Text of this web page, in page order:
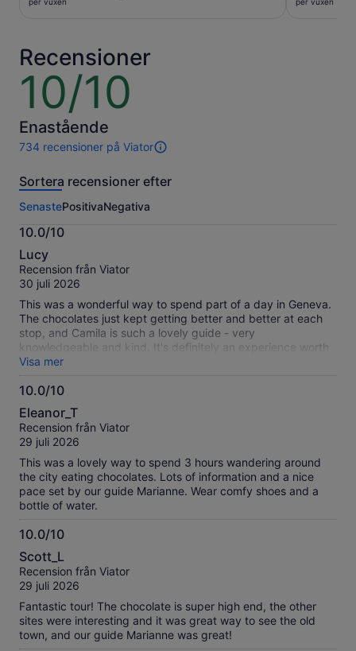
Recensioner
10/10
10
10
Enastående
734 recensioner på Viator
734
av
här
aktiviteten.
Mer
information
om
våra
recensioner
Sortera recensioner efter
SenastePositivaNegativa
10.0/10
10.0
av
10
Lucy
Recension från Viator
30 juli 2026
This was a wonderful way to spend part of a day in Geneva.
The chocolates just kept getting better and better at each
stop, and Camila is such a lovely guide - very
knowledgeable and kind. It's definitely an experience worth
having if you're ever in Geneva. Thank you!!
Visa mer
10.0/10
10.0
av
10
Eleanor_T
Recension från Viator
29 juli 2026
This was a lovely way to spend 3 hours wandering around
the city eating chocolates. Lots of information and a nice
pace set by our guide Marianne. Wear comfy shoes and a
bottle of water.
10.0/10
10.0
av
10
Scott_L
Recension från Viator
29 juli 2026
Fantastic tour! The chocolate is super high end, the other
sites were interesting and it was great way to see the old
town, and our guide Marianne was great!